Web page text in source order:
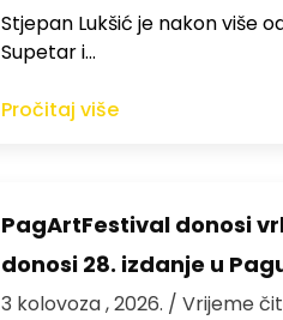
St​jepan Lukšić je nakon više
Supetar i…
Pročitaj više
PagArtFestival donosi
donosi 28. izdanje u
3 kolovoza , 2026. / Vrijeme